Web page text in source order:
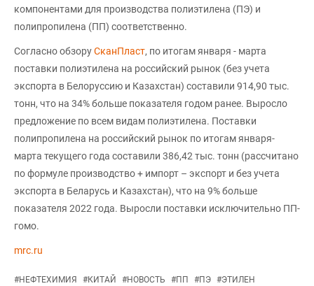
компонентами для производства полиэтилена (ПЭ) и
полипропилена (ПП) соответственно.
Согласно обзоруСканПласт, по итогам января - марта
поставки полиэтилена на российский рынок (без учета
экспорта в Белоруссию и Казахстан) составили 914,90 тыс.
тонн, что на 34% больше показателя годом ранее. Выросло
предложение по всем видам полиэтилена. Поставки
полипропилена на российский рынок по итогам января-
марта текущего года составили 386,42 тыс. тонн (рассчитано
по формуле производство + импорт – экспорт и без учета
экспорта в Беларусь и Казахстан), что на 9% больше
показателя 2022 года. Выросли поставки исключительно ПП-
гомо.
mrc.ru
#НЕФТЕХИМИЯ #КИТАЙ #НОВОСТЬ #ПП #ПЭ #ЭТИЛЕН